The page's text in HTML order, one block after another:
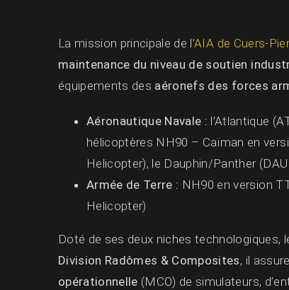
La mission principale de l’AIA de Cuers-
maintenance du niveau de soutien
équipements des aéronefs des forces
Aéronautique Navale : l’Atlantique
hélicoptères NH90 – Caïman en
Helicopter), le Dauphin/Panther
Armée de Terre : NH90 en version
Helicopter)
Doté de ses deux niches technologiques,
Division Radômes & Composites, il
opérationnelle (MCO) de simulateurs,